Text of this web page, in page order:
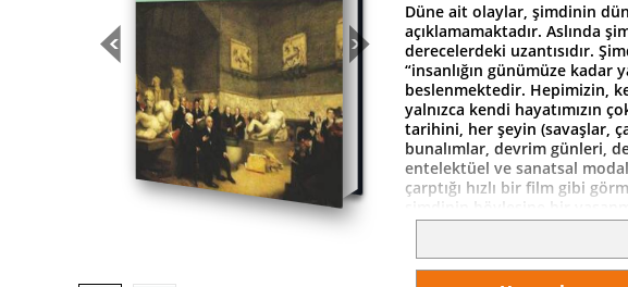
Düne ait olaylar, şimdinin
açıklamamaktadır. Aslında
derecelerdeki uzantısıdır.
“insanlığın günümüze kadar
beslenmektedir. Hepimizin,
yalnızca kendi hayatımızın
tarihini, her şeyin (savaşlar,
bunalımlar, devrim günleri,
entelektüel ve sanatsal
çarptığı hızlı bir film gibi
şimdinin böylesine bir
gelmemelidir.